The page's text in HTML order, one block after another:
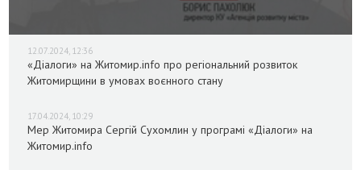
12.07.2024, 12:36
«Діалоги» на Житомир.info про регіональний розвиток
Житомирщини в умовах воєнного стану
17.04.2024, 10:29
Мер Житомира Сергій Сухомлин у програмі «Діалоги» на
Житомир.info